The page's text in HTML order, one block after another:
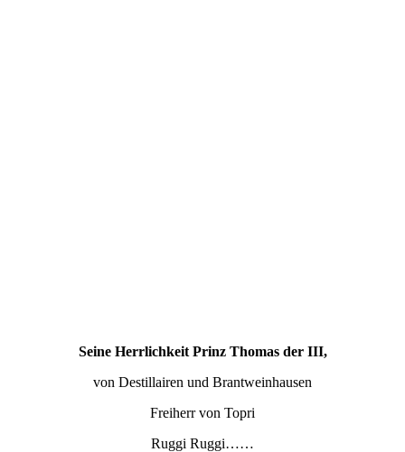
Seine Herrlichkeit Prinz Thomas der III,
von Destillairen und Brantweinhausen
Freiherr von Topri
Ruggi Ruggi……